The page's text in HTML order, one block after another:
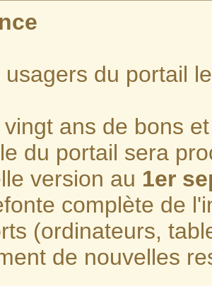
usagers du portail
ans de bons
du portail sera
version au 1er
complète de
(ordinateurs,
de nouvelles